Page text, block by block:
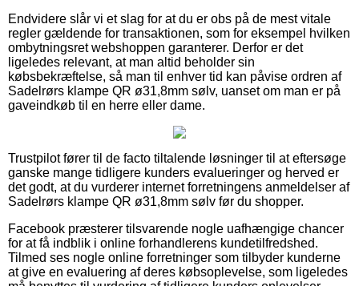
Endvidere slår vi et slag for at du er obs på de mest vitale
regler gældende for transaktionen, som for eksempel hvilken
ombytningsret webshoppen garanterer. Derfor er det
ligeledes relevant, at man altid beholder sin
købsbekræftelse, så man til enhver tid kan påvise ordren af
Sadelrørs klampe QR ø31,8mm sølv, uanset om man er på
gaveindkøb til en herre eller dame.
Trustpilot fører til de facto tiltalende løsninger til at eftersøge
ganske mange tidligere kunders evalueringer og herved er
det godt, at du vurderer internet forretningens anmeldelser af
Sadelrørs klampe QR ø31,8mm sølv før du shopper.
Facebook præsterer tilsvarende nogle uafhængige chancer
for at få indblik i online forhandlerens kundetilfredshed.
Tilmed ses nogle online forretninger som tilbyder kunderne
at give en evaluering af deres købsoplevelse, som ligeledes